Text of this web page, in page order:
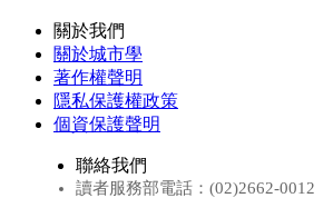
關於我們
關於城市學
著作權聲明
隱私保護權政策
個資保護聲明
聯絡我們
讀者服務部電話：(02)2662-0012